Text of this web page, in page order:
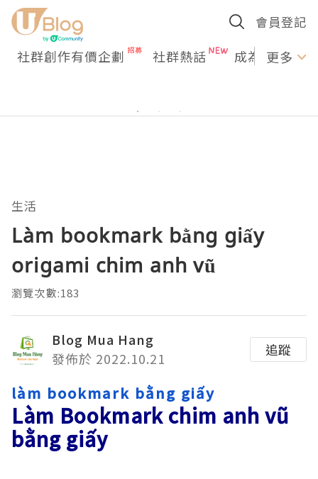
會員登記
社群創作有價企劃 社群熱話 成為U更多
生活
Làm bookmark bằng giấy
origami chim anh vũ
瀏覽次數:183
Blog Mua Hang
發佈於 2022.10.21
追蹤
làm bookmark bằng giấy
Làm Bookmark chim anh vũ
bằng giấy